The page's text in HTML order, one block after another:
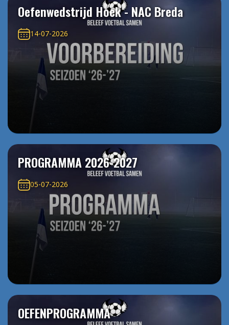
Oefenwedstrijd Hoek - NAC Breda
14-07-2026
PROGRAMMA 2026-2027
05-07-2026
OEFENPROGRAMMA